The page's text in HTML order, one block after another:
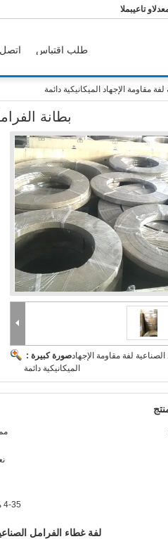
والدعم الفنى
اتصل طلب اقتباس
مقاومة الإجهاد الميكانيكية دائمة
بطانة
صورة كبيرة :لفة مقاومة الإجهاد
الميكانيكية دائمة
4-35 ملم
لفة غطاء الفرامل